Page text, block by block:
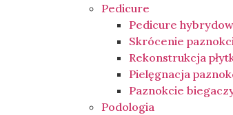
Pedicure
Pedicure
Skrócenie
Rekonstrukcja
Pielęgnacja
Paznokcie
Podologia